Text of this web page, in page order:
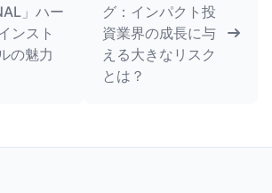
」ハー
ンスト
の魅力
グ：インパクト投
資業界の成長に与
える大きなリスク
とは？